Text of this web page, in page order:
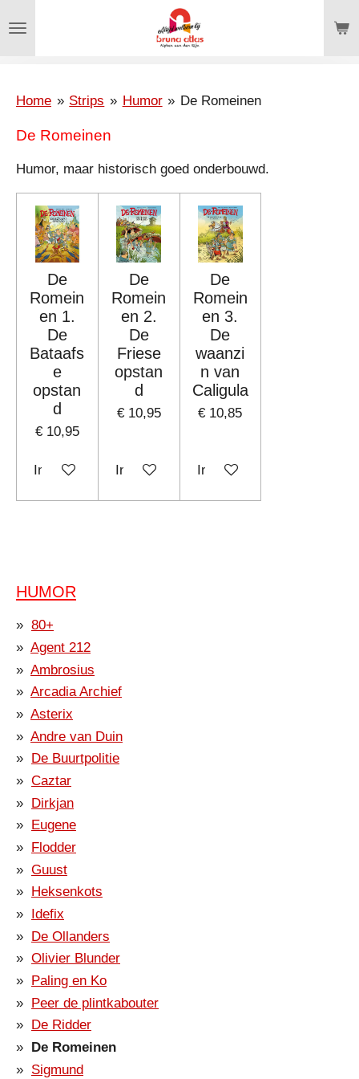
direct
hoofdinhoud
Home » Strips » Humor » De Romeinen
De Romeinen
Humor, maar historisch goed onderbouwd.
De
Romein
en 1.
De
Bataafs
e
opstan
d
€ 10,95
In winkelwagen
De
Romein
en 2.
De
Friese
opstan
d
€ 10,95
In winkelwagen
De
Romein
en 3.
De
waanzi
n van
Caligula
€ 10,85
In winkelwagen
HUMOR
80+
Agent 212
Ambrosius
Arcadia Archief
Asterix
Andre van Duin
De Buurtpolitie
Caztar
Dirkjan
Eugene
Flodder
Guust
Heksenkots
Idefix
De Ollanders
Olivier Blunder
Paling en Ko
Peer de plintkabouter
De Ridder
De Romeinen
Sigmund